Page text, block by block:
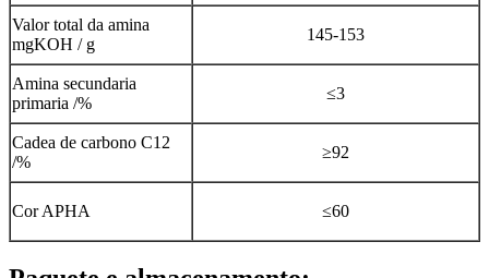
Valor total da amina
mgKOH / g
145-153
Amina secundaria
primaria /%
≤3
Cadea de carbono C12
/%
≥92
Cor APHA ≤60